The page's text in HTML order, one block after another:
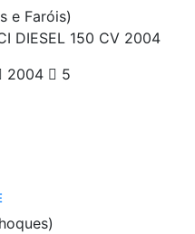
e Faróis)
DIESEL 150 CV 2004
2004 5